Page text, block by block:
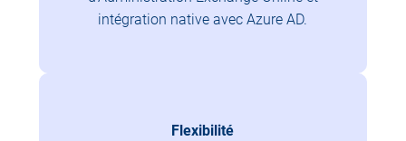
intégration native avec Azure AD.
Flexibilité